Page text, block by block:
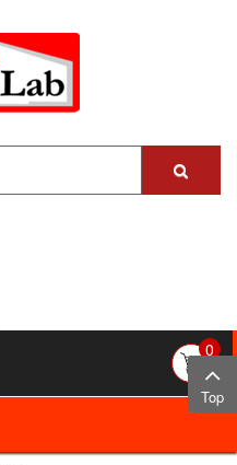
0
Top